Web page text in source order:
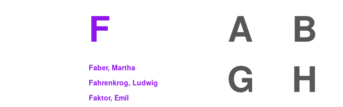
A B
G
H
F
Faber, Martha
Fahrenkrog, Ludwig
Faktor, Emil